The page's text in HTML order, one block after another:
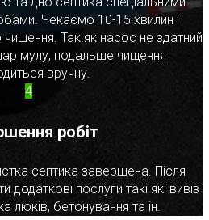
Чекаємо 10-15 хвилин і
Так як насос не здатний
мулу, подальше чищення
вручну.
4
робіт
септика завершена. Після
послуги такі як: вивіз
люків, бетонування та ін.